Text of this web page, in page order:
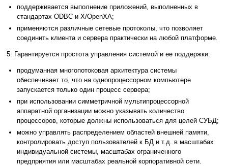
поддерживается выполнение приложений, выполненных в
стандартах ODBC и X/OpenXA;
применяются различные сетевые протоколы, что позволяет
соединить клиента и сервера практически на любой платформе.
5. Гарантируется простота управления системой и ее поддержки:
продуманная многопотоковая архитектура системы
обеспечивает то, что на однопроцессорном компьютере
запускается только один процесс сервера;
при использовании симметричной мультипроцессорной
аппаратной организации можно указывать количество
процессоров, которые должны использоваться для целей СУБД;
можно управлять распределением областей внешней памяти,
контролировать доступ пользователей к БД и т.д. в масштабах
индивидуальной системы, масштабах ограниченного
предприятия или масштабах реальной корпоративной сети.